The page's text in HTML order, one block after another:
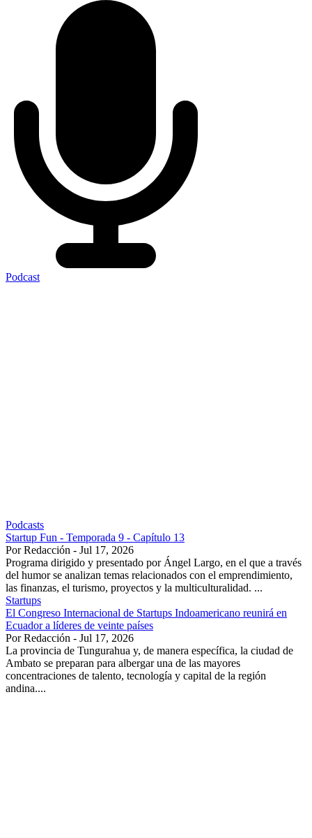
Podcast
Podcasts
Startup Fun - Temporada 9 - Capítulo 13
Por Redacción - Jul 17, 2026
Programa dirigido y presentado por Ángel Largo, en el que a través
del humor se analizan temas relacionados con el emprendimiento,
las finanzas, el turismo, proyectos y la multiculturalidad. ...
Startups
El Congreso Internacional de Startups Indoamericano reunirá en
Ecuador a líderes de veinte países
Por Redacción - Jul 17, 2026
La provincia de Tungurahua y, de manera específica, la ciudad de
Ambato se preparan para albergar una de las mayores
concentraciones de talento, tecnología y capital de la región
andina....